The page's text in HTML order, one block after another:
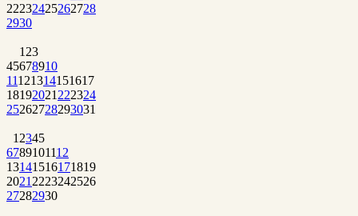
22232425262728
2930
1 23
45678910
11121314151617
18192021 222324
25262728293031
1 2345
6789101112
13141516171819
2021 2223242526
27282930